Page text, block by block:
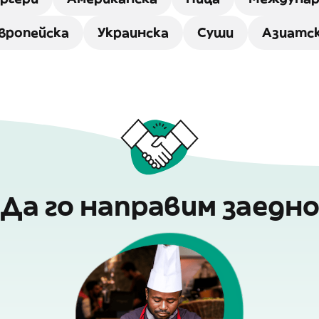
Украинска Суши
Да го направим заедно